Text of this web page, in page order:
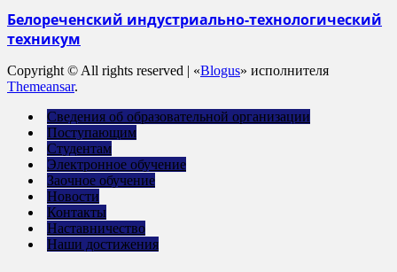
Белореченский индустриально-технологический
техникум
Copyright © All rights reserved | «Blogus» исполнителя
Themeansar.
Сведения об образовательной организации
Поступающим
Студентам
Электронное обучение
Заочное обучение
Новости
Контакты
Наставничество
Наши достижения